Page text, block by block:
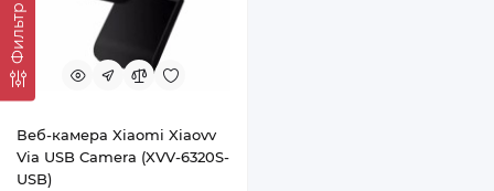
Фильтр
Веб-камера Xiaomi Xiaovv
Via USB Camera (XVV-6320S-
USB)